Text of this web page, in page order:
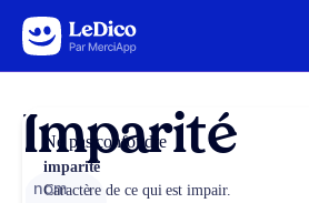
Aller au contenu
Imparité
nom
Ne pas confondre
imparité
Caractère de ce qui est impair.